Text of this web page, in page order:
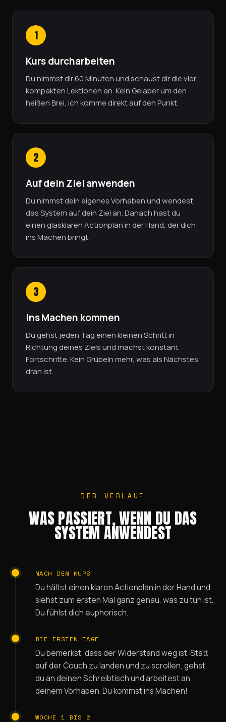
1
Kurs durcharbeiten
Du nimmst dir 60 Minuten und schaust dir die vier
kompakten Lektionen an. Kein Gelaber um den
heißen Brei, ich komme direkt auf den Punkt.
2
Auf dein Ziel anwenden
Du nimmst dein eigenes Vorhaben und wendest
das System auf dein Ziel an. Danach hast du
einen glasklaren Actionplan in der Hand, der dich
ins Machen bringt.
3
Ins Machen kommen
Du gehst jeden Tag einen kleinen Schritt in
Richtung deines Ziels und machst konstant
Fortschritte. Kein Grübeln mehr, was als Nächstes
dran ist.
DER VERLAUF
WAS PASSIERT, WENN DU DAS
SYSTEM ANWENDEST
NACH DEM KURS
Du hältst einen klaren Actionplan in der Hand und
siehst zum ersten Mal ganz genau, was zu tun ist.
Du fühlst dich euphorisch.
DIE ERSTEN TAGE
Du bemerkst, dass der Widerstand weg ist. Statt
auf der Couch zu landen und zu scrollen, gehst
du an deinen Schreibtisch und arbeitest an
deinem Vorhaben. Du kommst ins Machen!
WOCHE 1 BIS 2